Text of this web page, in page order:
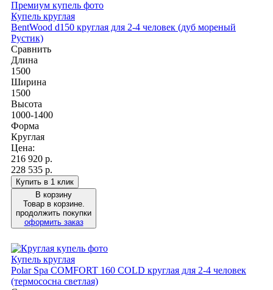
Купель круглая
BentWood d150 круглая для 2-4 человек (дуб мореный
Рустик)
Сравнить
Длина
1500
Ширина
1500
Высота
1000-1400
Форма
Круглая
Цена:
216 920 р.
228 535 р.
Купить в 1 клик
В корзину
Товар в корзине.
продолжить покупки
оформить заказ
Купель круглая
Polar Spa COMFORT 160 COLD круглая для 2-4 человек
(термососна светлая)